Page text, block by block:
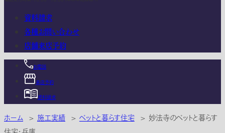
資料請求
各種お問い合わせ
店舗来店予約
お電話
来店予約
資料請求
ホーム > 施工実績 > ペットと暮らす住宅 > 妙法寺のペットと暮らす